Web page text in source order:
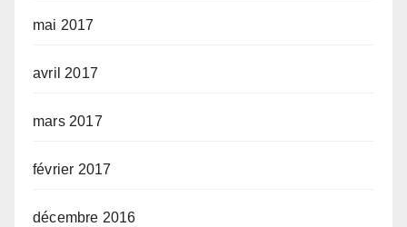
mai 2017
avril 2017
mars 2017
février 2017
décembre 2016